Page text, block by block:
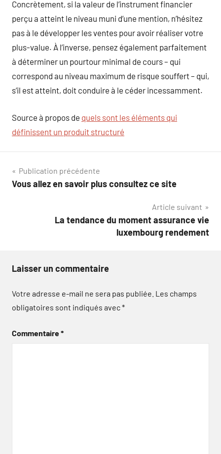
Concrètement, si la valeur de l’instrument financier
perçu a atteint le niveau muni d’une mention, n’hésitez
pas à le développer les ventes pour avoir réaliser votre
plus-value. À l’inverse, pensez également parfaitement
à déterminer un pourtour minimal de cours – qui
correspond au niveau maximum de risque souffert – qui,
s’il est atteint, doit conduire à le céder incessamment.
Source à propos de quels sont les éléments qui
définissent un produit structuré
Navigation
de
Publication précédente
Vous allez en savoir plus consultez ce site
Article suivant
La tendance du moment assurance vie
luxembourg rendement
Laisser un commentaire
Votre adresse e-mail ne sera pas publiée. Les champs
obligatoires sont indiqués avec*
Commentaire*